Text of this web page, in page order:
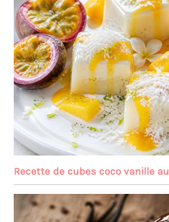
Recette de cubes coco vanille